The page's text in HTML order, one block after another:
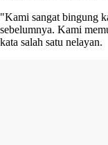
"Kami sangat bingung
sebelumnya. Kami
kata salah satu nelayan.